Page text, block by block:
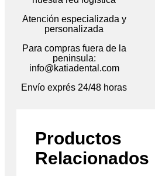
Atención especializada y
personalizada
Para compras fuera de la
peninsula:
info@katiadental.com
Envío exprés 24/48 horas
Productos
Relacionados